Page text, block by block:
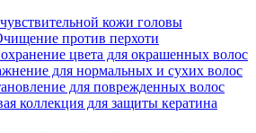
кожи головы
против перхоти
цвета для окрашенных волос
для нормальных и сухих волос
для поврежденных волос
коллекция для защиты кератина